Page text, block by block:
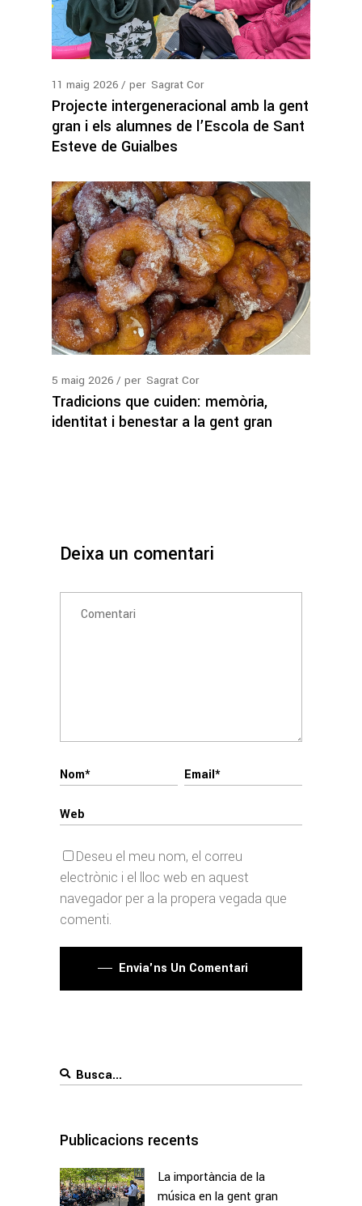
11 maig 2026 per Sagrat Cor
Projecte intergeneracional amb la gent
gran i els alumnes de l’Escola de Sant
Esteve de Guialbes
5 maig 2026 per Sagrat Cor
Tradicions que cuiden: memòria,
identitat i benestar a la gent gran
Deixa un comentari
Deseu el meu nom, el correu
electrònic i el lloc web en aquest
navegador per a la propera vegada que
comenti.
Envia'ns Un Comentari
Search
Publicacions recents
La importància de la
música en la gent gran